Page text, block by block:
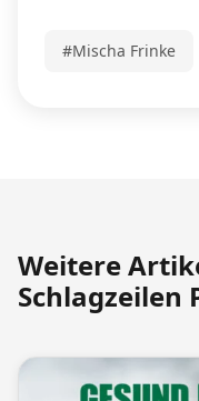
#Mischa Frinke
Weitere
Schlagzeilen